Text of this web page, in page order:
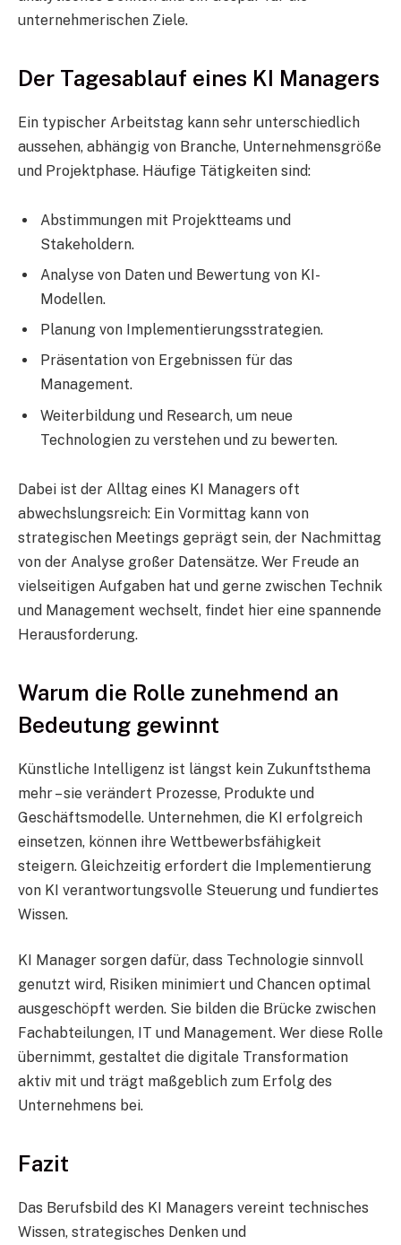
unternehmerischen Ziele.
Der Tagesablauf eines KI Managers
Ein typischer Arbeitstag kann sehr unterschiedlich
aussehen, abhängig von Branche, Unternehmensgröße
und Projektphase. Häufige Tätigkeiten sind:
Abstimmungen mit Projektteams und
Stakeholdern.
Analyse von Daten und Bewertung von KI-
Modellen.
Planung von Implementierungsstrategien.
Präsentation von Ergebnissen für das
Management.
Weiterbildung und Research, um neue
Technologien zu verstehen und zu bewerten.
Dabei ist der Alltag eines KI Managers oft
abwechslungsreich: Ein Vormittag kann von
strategischen Meetings geprägt sein, der Nachmittag
von der Analyse großer Datensätze. Wer Freude an
vielseitigen Aufgaben hat und gerne zwischen Technik
und Management wechselt, findet hier eine spannende
Herausforderung.
Warum die Rolle zunehmend an
Bedeutung gewinnt
Künstliche Intelligenz ist längst kein Zukunftsthema
mehr – sie verändert Prozesse, Produkte und
Geschäftsmodelle. Unternehmen, die KI erfolgreich
einsetzen, können ihre Wettbewerbsfähigkeit
steigern. Gleichzeitig erfordert die Implementierung
von KI verantwortungsvolle Steuerung und fundiertes
Wissen.
KI Manager sorgen dafür, dass Technologie sinnvoll
genutzt wird, Risiken minimiert und Chancen optimal
ausgeschöpft werden. Sie bilden die Brücke zwischen
Fachabteilungen, IT und Management. Wer diese Rolle
übernimmt, gestaltet die digitale Transformation
aktiv mit und trägt maßgeblich zum Erfolg des
Unternehmens bei.
Fazit
Das Berufsbild des KI Managers vereint technisches
Wissen, strategisches Denken und